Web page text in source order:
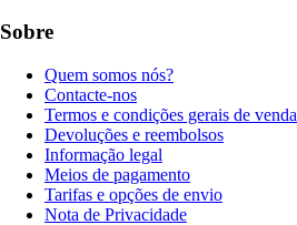
Sobre
Quem somos nós?
Contacte-nos
Termos e condições gerais de venda
Devoluções e reembolsos
Informação legal
Meios de pagamento
Tarifas e opções de envio
Nota de Privacidade